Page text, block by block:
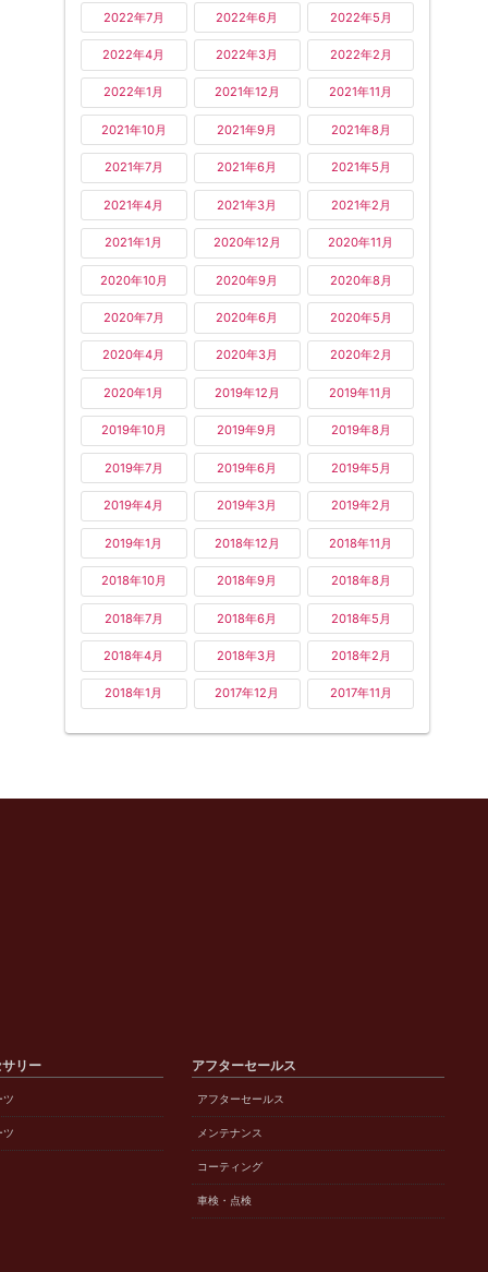
2022年7月 2022年6月 2022年5月
2022年4月 2022年3月 2022年2月
2022年1月 2021年12月 2021年11月
2021年10月 2021年9月 2021年8月
2021年7月 2021年6月 2021年5月
2021年4月 2021年3月 2021年2月
2021年1月 2020年12月 2020年11月
2020年10月 2020年9月 2020年8月
2020年7月 2020年6月 2020年5月
2020年4月 2020年3月 2020年2月
2020年1月 2019年12月 2019年11月
2019年10月 2019年9月 2019年8月
2019年7月 2019年6月 2019年5月
2019年4月 2019年3月 2019年2月
2019年1月 2018年12月 2018年11月
2018年10月 2018年9月 2018年8月
2018年7月 2018年6月 2018年5月
2018年4月 2018年3月 2018年2月
2018年1月 2017年12月 2017年11月
リー
ツ
ツ
アフターセールス
アフターセールス
メンテナンス
コーティング
車検・点検